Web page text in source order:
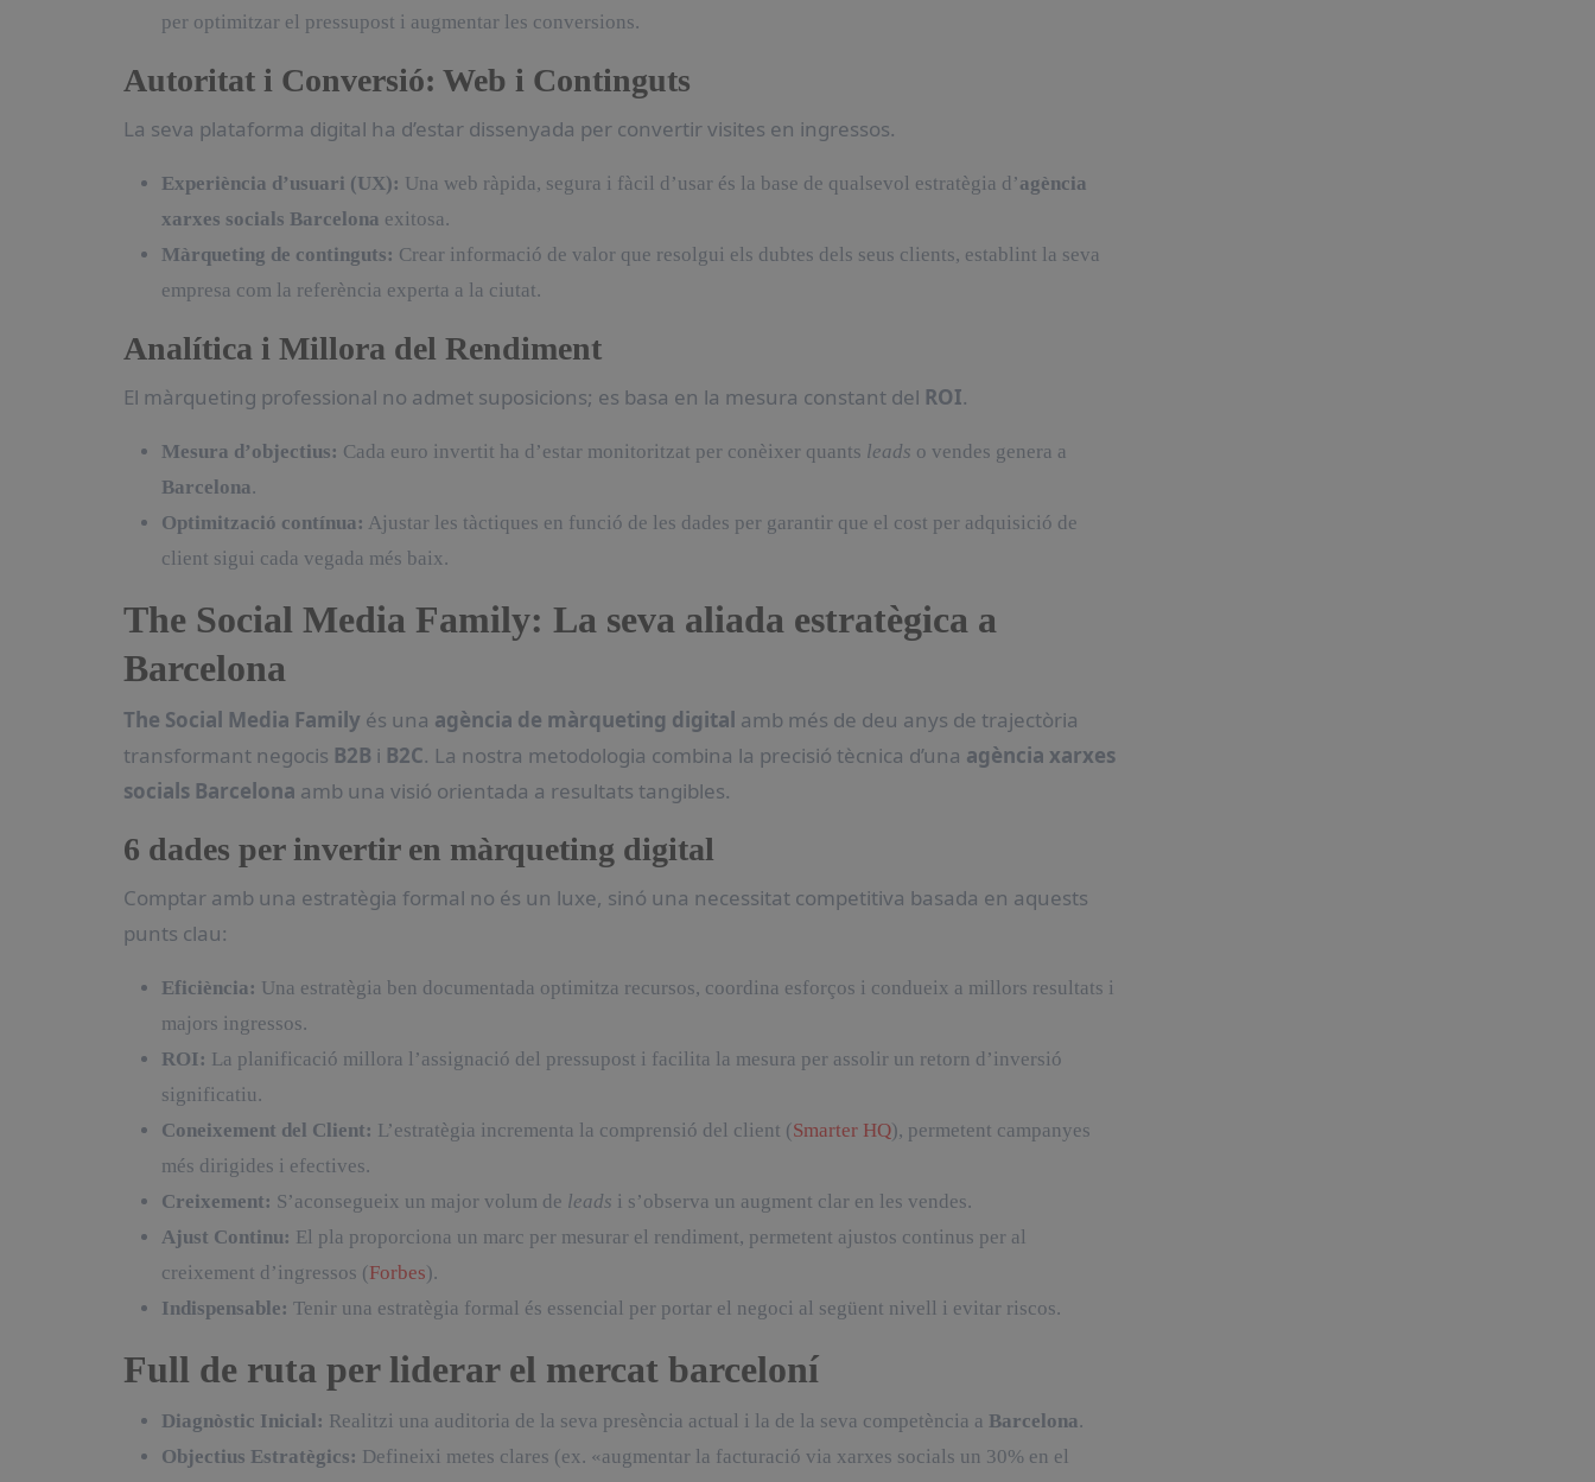
per optimitzar el pressupost i augmentar les conversions.
Autoritat i Conversió: Web i Continguts
La seva plataforma digital ha d’estar dissenyada per convertir visites en ingressos.
Experiència d’usuari (UX): Una web ràpida, segura i fàcil d’usar és la base de qualsevol estratègia d’agència
xarxes socials Barcelona exitosa.
Màrqueting de continguts: Crear informació de valor que resolgui els dubtes dels seus clients, establint la seva
empresa com la referència experta a la ciutat.
Analítica i Millora del Rendiment
El màrqueting professional no admet suposicions; es basa en la mesura constant del ROI.
Mesura d’objectius: Cada euro invertit ha d’estar monitoritzat per conèixer quants leads o vendes genera a
Barcelona.
Optimització contínua: Ajustar les tàctiques en funció de les dades per garantir que el cost per adquisició de
client sigui cada vegada més baix.
The Social Media Family: La seva aliada estratègica a
Barcelona
The Social Media Family és una agència de màrqueting digital amb més de deu anys de trajectòria
transformant negocis B2B i B2C. La nostra metodologia combina la precisió tècnica d’una agència xarxes
socials Barcelona amb una visió orientada a resultats tangibles.
6 dades per invertir en màrqueting digital
Comptar amb una estratègia formal no és un luxe, sinó una necessitat competitiva basada en aquests
punts clau:
Eficiència: Una estratègia ben documentada optimitza recursos, coordina esforços i condueix a millors resultats i
majors ingressos.
ROI: La planificació millora l’assignació del pressupost i facilita la mesura per assolir un retorn d’inversió
significatiu.
Coneixement del Client: L’estratègia incrementa la comprensió del client (Smarter HQ), permetent campanyes
més dirigides i efectives.
Creixement: S’aconsegueix un major volum de leads i s’observa un augment clar en les vendes.
Ajust Continu: El pla proporciona un marc per mesurar el rendiment, permetent ajustos continus per al
creixement d’ingressos (Forbes).
Indispensable: Tenir una estratègia formal és essencial per portar el negoci al següent nivell i evitar riscos.
Full de ruta per liderar el mercat barceloní
Diagnòstic Inicial: Realitzi una auditoria de la seva presència actual i la de la seva competència a Barcelona.
Objectius Estratègics: Defineixi metes clares (ex. «augmentar la facturació via xarxes socials un 30% en el